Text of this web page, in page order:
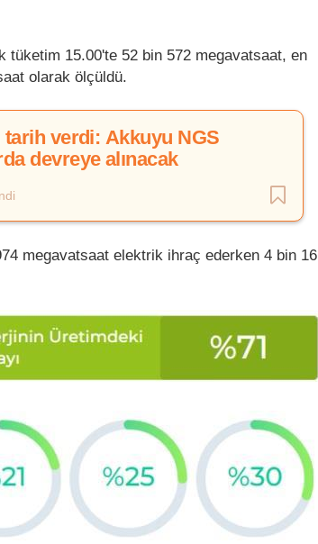
15.00'te 52 bin 572 megavatsaat, en
olarak ölçüldü.
tarih verdi: Akkuyu NGS
devreye alınacak
megavatsaat elektrik ihraç ederken 4 bin 16